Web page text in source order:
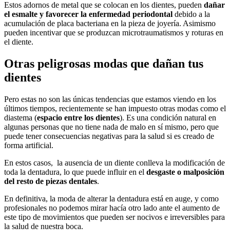
Estos adornos de metal que se colocan en los dientes, pueden dañar
el esmalte y favorecer la enfermedad periodontal debido a la
acumulación de placa bacteriana en la pieza de joyería. Asimismo
pueden incentivar que se produzcan microtraumatismos y roturas en
el diente.
Otras peligrosas modas que dañan tus
dientes
Pero estas no son las únicas tendencias que estamos viendo en los
últimos tiempos, recientemente se han impuesto otras modas como el
diastema (espacio entre los dientes). Es una condición natural en
algunas personas que no tiene nada de malo en sí mismo, pero que
puede tener consecuencias negativas para la salud si es creado de
forma artificial.
En estos casos, la ausencia de un diente conlleva la modificación de
toda la dentadura, lo que puede influir en el desgaste o malposición
del resto de piezas dentales.
En definitiva, la moda de alterar la dentadura está en auge, y como
profesionales no podemos mirar hacía otro lado ante el aumento de
este tipo de movimientos que pueden ser nocivos e irreversibles para
la salud de nuestra boca.